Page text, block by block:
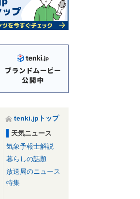
tenki.jpトップ
天気ニュース
気象予報士解説
暮らしの話題
放送局のニュース
特集